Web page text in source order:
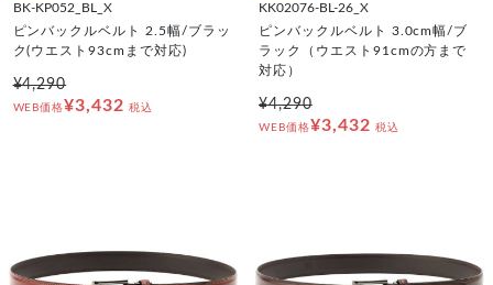
BK-KP052_BL_X
ピンバックルベルト 2.5幅/ブラッ
ク(ウエスト93cmまで対応)
¥4,290
WEB価格¥3,432 税込
KK02076-BL-26_X
ピンバックルベルト 3.0cm幅/ブ
ラック（ウエスト91cmの方まで
対応）
¥4,290
WEB価格¥3,432 税込